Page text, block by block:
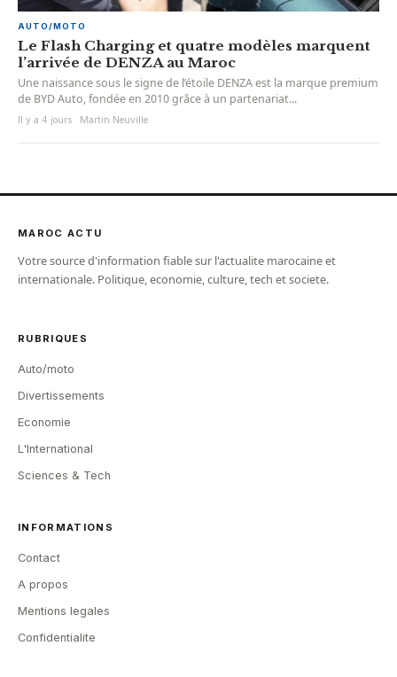
AUTO/MOTO
Le Flash Charging et quatre modèles marquent
l’arrivée de DENZA au Maroc
Une naissance sous le signe de l’étoile DENZA est la marque premium
de BYD Auto, fondée en 2010 grâce à un partenariat...
Il y a 4 jours · Martin Neuville
MAROC ACTU
Votre source d'information fiable sur l'actualite marocaine et
internationale. Politique, economie, culture, tech et societe.
RUBRIQUES
Auto/moto
Divertissements
Economie
L'International
Sciences & Tech
INFORMATIONS
Contact
A propos
Mentions legales
Confidentialite